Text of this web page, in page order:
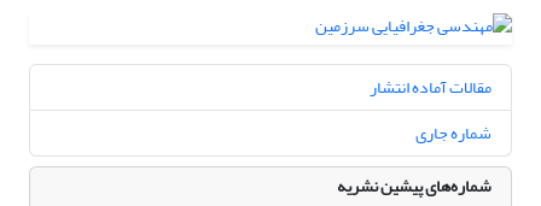
مقالات آماده انتشار
شماره جاری
شماره‌های پیشین نشریه